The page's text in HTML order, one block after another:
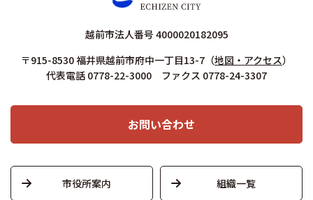
越前市法人番号 4000020182095
〒915-8530 福井県越前市府中一丁目13-7 （地図・アクセス）
代表電話 0778-22-3000 ファクス 0778-24-3307
お問い合わせ
市役所案内 組織一覧